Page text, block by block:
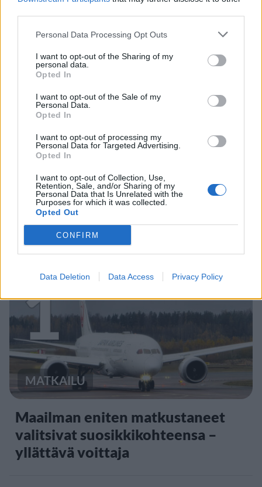
Personal Data Processing Opt Outs
I want to opt-out of the Sharing of my
personal data.
Opted In
I want to opt-out of the Sale of my
Personal Data.
Opted In
I want to opt-out of processing my
Personal Data for Targeted Advertising.
Opted In
I want to opt-out of Collection, Use,
Retention, Sale, and/or Sharing of my
Personal Data that Is Unrelated with the
Purposes for which it was collected.
Opted Out
CONFIRM
Data Deletion Data Access Privacy Policy
Staran luetuimmat
1
MATKAILU
Maailman eniten matkustaneet
valitsivat suosikkikohteensa –
yllättävä voittaja